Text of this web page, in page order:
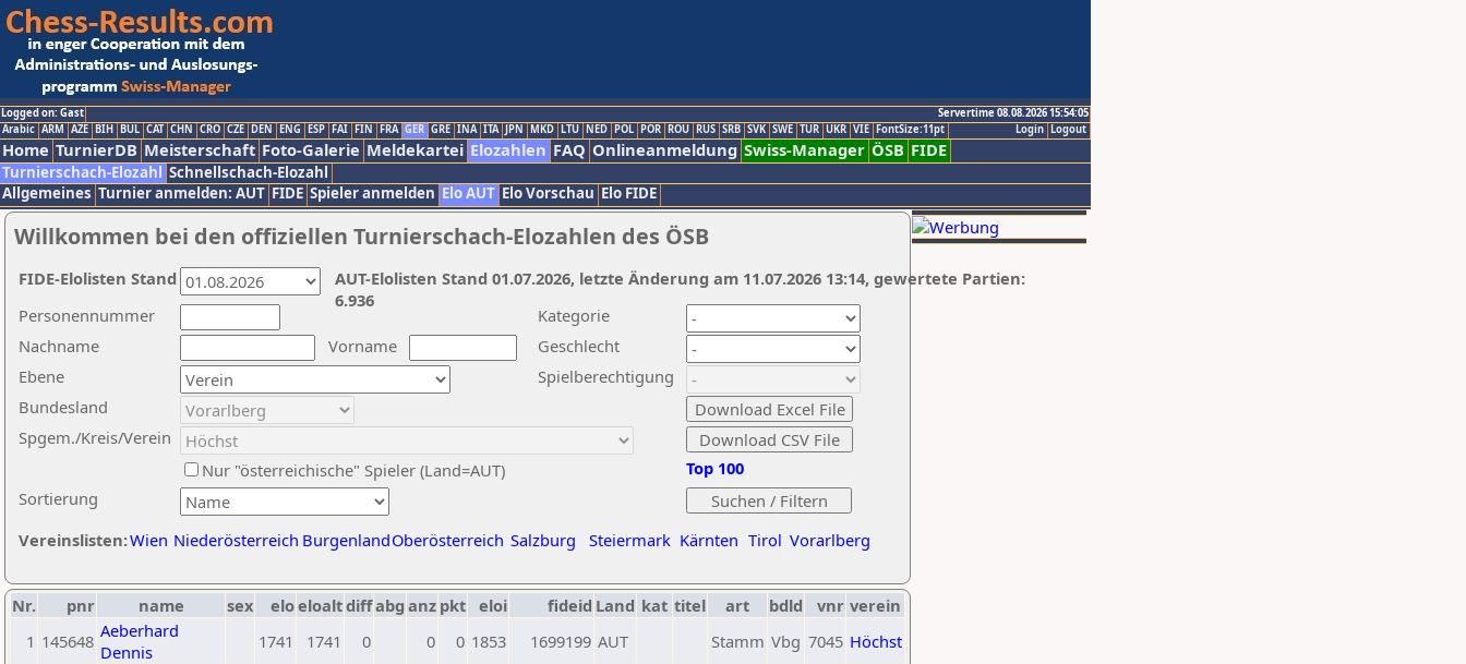
Logged on: Gast
Servertime 08.08.2026 15:54:05
Logout
Login
Arabic ARM AZE BIH BUL CAT CHN CRO CZE DEN ENG ESP FAI FIN FRA GER GRE INA ITA JPN MKD LTU NED POL POR ROU RUS SRB SVK SWE TUR UKR VIE FontSize:11pt
Home TurnierDB Meisterschaft Foto-Galerie Meldekartei Elozahlen FAQ Onlineanmeldung Swiss-Manager ÖSB FIDE
Turnierschach-Elozahl Schnellschach-Elozahl
Allgemeines Turnier anmelden: AUT FIDE Spieler anmelden Elo AUT Elo Vorschau Elo FIDE
Willkommen bei den offiziellen Turnierschach-Elozahlen des ÖSB
Nachname
Vorname
Ebene
Kategorie
Sortierung
Personennummer
Bundesland
Spgem./Kreis/Verein
Geschlecht
Nur "österreichische" Spieler (Land=AUT)
Spielberechtigung
Vereinslisten:Wien Niederösterreich BurgenlandOberösterreich Salzburg Steiermark Kärnten Tirol Vorarlberg
Top 100
AUT-Elolisten Stand 01.07.2026, letzte Änderung am 11.07.2026 13:14, gewertete Partien:
6.936
FIDE-Elolisten Stand
Nr. pnr name sex eloeloaltdiffabg anz pkt eloi fideid Land kat titel art bdld vnr verein
1 145648 Aeberhard
Dennis
1741 1741 0 0 0 1853 1699199 AUT Stamm Vbg 7045 Höchst